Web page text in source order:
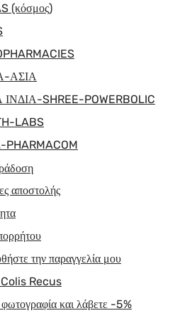
(κόσμος)
ΑΣΙΑ
SHREE-POWERBOLIC
LABS
PHARMACOM
αποστολής
την παραγγελία μου
Recus
φωτογραφία και λάβετε -5%